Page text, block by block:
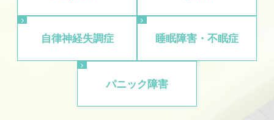
自律神経失調症 睡眠障害・不眠症
パニック障害